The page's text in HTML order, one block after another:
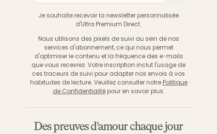
Je souhaite recevoir la newsletter personnalisée
d'Ultra Premium Direct.
Nous utilisons des pixels de suivi au sein de nos
services d'abonnement, ce qui nous permet
d'optimiser le contenu et la fréquence des e-mails
que vous recevrez. Votre inscription inclut l'usage de
ces traceurs de suivi pour adapter nos envois à vos
habitudes de lecture. Veuillez consulter notre Politique
de Confidentialitépour en savoir plus.
Des preuves d'amour chaque jour